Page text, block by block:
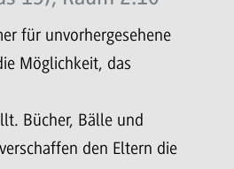
für unvorhergesehene
Möglichkeit, das
Bücher, Bälle und
den Eltern die